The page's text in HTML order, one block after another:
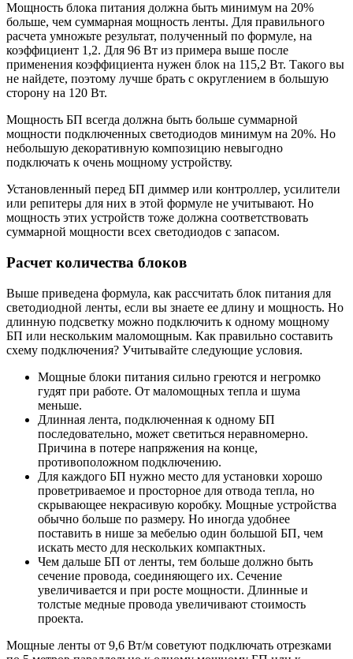
Мощность блока питания должна быть минимум на 20%
больше, чем суммарная мощность ленты. Для правильного
расчета умножьте результат, полученный по формуле, на
коэффициент 1,2. Для 96 Вт из примера выше после
применения коэффициента нужен блок на 115,2 Вт. Такого вы
не найдете, поэтому лучше брать с округлением в большую
сторону на 120 Вт.
Мощность БП всегда должна быть больше суммарной
мощности подключенных светодиодов минимум на 20%. Но
небольшую декоративную композицию невыгодно
подключать к очень мощному устройству.
Установленный перед БП диммер или контроллер, усилители
или репитеры для них в этой формуле не учитывают. Но
мощность этих устройств тоже должна соответствовать
суммарной мощности всех светодиодов с запасом.
Расчет количества блоков
Выше приведена формула, как рассчитать блок питания для
светодиодной ленты, если вы знаете ее длину и мощность. Но
длинную подсветку можно подключить к одному мощному
БП или нескольким маломощным. Как правильно составить
схему подключения? Учитывайте следующие условия.
Мощные блоки питания сильно греются и негромко
гудят при работе. От маломощных тепла и шума
меньше.
Длинная лента, подключенная к одному БП
последовательно, может светиться неравномерно.
Причина в потере напряжения на конце,
противоположном подключению.
Для каждого БП нужно место для установки хорошо
проветриваемое и просторное для отвода тепла, но
скрывающее некрасивую коробку. Мощные устройства
обычно больше по размеру. Но иногда удобнее
поставить в нише за мебелью один большой БП, чем
искать место для нескольких компактных.
Чем дальше БП от ленты, тем больше должно быть
сечение провода, соединяющего их. Сечение
увеличивается и при росте мощности. Длинные и
толстые медные провода увеличивают стоимость
проекта.
Мощные ленты от 9,6 Вт/м советуют подключать отрезками